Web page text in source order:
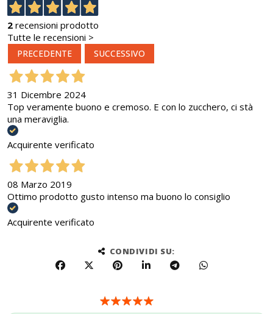
2 recensioni prodotto
Tutte le recensioni >
PRECEDENTE SUCCESSIVO
31 Dicembre 2024
Top veramente buono e cremoso. E con lo zucchero, ci stà
una meraviglia.
Acquirente verificato
08 Marzo 2019
Ottimo prodotto gusto intenso ma buono lo consiglio
Acquirente verificato
CONDIVIDI SU: